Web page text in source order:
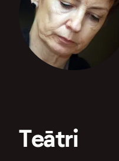
Teātri